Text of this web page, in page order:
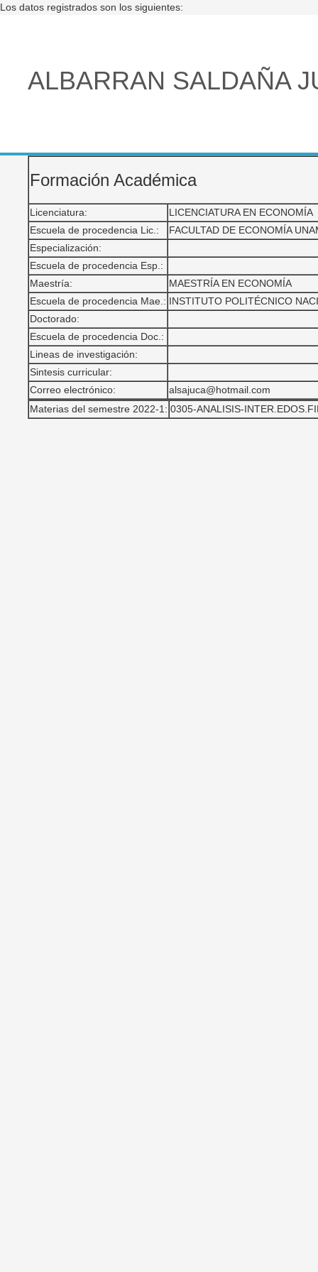
Los datos registrados son los siguientes:
ALBARRAN SALDAÑA
Formación Académica
Licenciatura:
LICENCIATURA EN ECONOMÍA
Escuela de procedencia Lic.:
FACULTAD DE ECONOMÍA
Especialización:
Escuela de procedencia Esp.:
Maestría:
MAESTRÍA EN ECONOMÍA
Escuela de procedencia Mae.: INSTITUTO POLITÉCNICO
Doctorado:
Escuela de procedencia Doc.:
Lineas de investigación:
Sintesis curricular:
Correo electrónico:
alsajuca@hotmail.com
Materias del semestre 2022-1: 0305-ANALISIS-